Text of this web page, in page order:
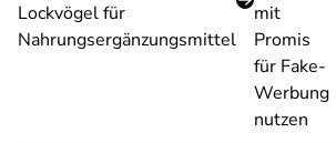
Lockvögel für
Nahrungsergänzungsmittel
mit
Promis
für Fake-
Werbung
nutzen